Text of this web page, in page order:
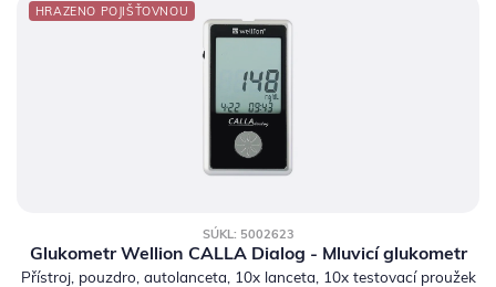
HRAZENO POJIŠŤOVNOU
SÚKL: 5002623
Glukometr Wellion CALLA Dialog - Mluvicí glukometr
Přístroj, pouzdro, autolanceta, 10x lanceta, 10x testovací proužek